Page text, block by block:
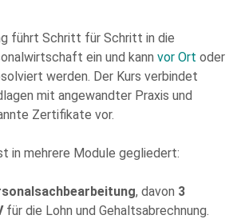
führt Schritt für Schritt in die
ein und kann vor Ort oder
werden. Der Kurs verbindet
mit angewandter Praxis und
Zertifikate vor.
in mehrere Module gegliedert:
, davon 3
für die Lohn und Gehaltsabrechnung.